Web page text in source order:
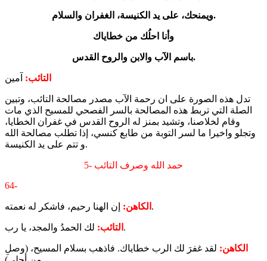
ويمنحك، على يد الكنيسة، الغفران والسلام.
وأنا احلُك من خطاياك
باسم الآب والابن والروح القدس.
التائب: آمين
تدل هذه الصورة على ان رحمة الآب مصدر مصالحة التائب، وتبين
الصلة التي تربط هذه المصالحة بالسر الفصحي للمسيح الذي مات
وقام لخلاصنا، وتشيد بمنز له الروح القدس في غفران الخطايا،
وتجلو واخيرا ما لسر التوبة من طابع كنسي، إذا تطلب مصالحة الله
و تتم على يد الكنيسة.
5- حمد الله وصرف التائب
64-
الكاهن: إن الهنا رحيم، فاشكر له نعمته.
التائب: لك الحمدُ والمجد، يا رب.
الكاهن: لقد غفرَ لك الرب خطاياك. فاذهب بسلام المسيح، (وصلِ